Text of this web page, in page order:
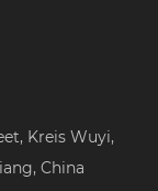
Kreis Wuyi,
China